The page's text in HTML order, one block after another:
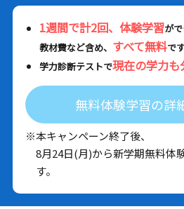
1週間で計2回、体験学習が
教材費など含め、 すべて無料で
学力診断テストで現在の学力も
無料体験学習の詳
※本キャンペーン終了後、
8月24日(月)から新学期無料体
す。